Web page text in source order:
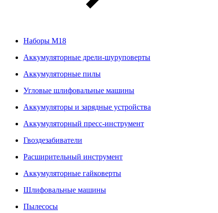
Наборы М18
Аккумуляторные дрели-шуруповерты
Аккумуляторные пилы
Угловые шлифовальные машины
Аккумуляторы и зарядные устройства
Аккумуляторный пресс-инструмент
Гвоздезабиватели
Расширительный инструмент
Аккумуляторные гайковерты
Шлифовальные машины
Пылесосы